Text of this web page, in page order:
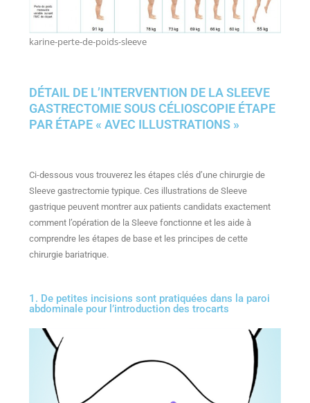
karine-perte-de-poids-sleeve
DÉTAIL DE L’INTERVENTION DE LA SLEEVE
GASTRECTOMIE SOUS CÉLIOSCOPIE ÉTAPE
PAR ÉTAPE « AVEC ILLUSTRATIONS »
Ci-dessous vous trouverez les étapes clés d’une chirurgie de
Sleeve gastrectomie typique. Ces illustrations de Sleeve
gastrique peuvent montrer aux patients candidats exactement
comment l’opération de la Sleeve fonctionne et les aide à
comprendre les étapes de base et les principes de cette
chirurgie bariatrique.
1. De petites incisions sont pratiquées dans la paroi
abdominale pour l’introduction des trocarts